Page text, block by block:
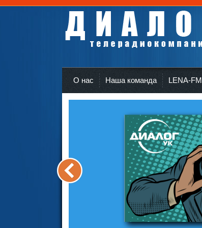
О нас Наша команда LENA-FM